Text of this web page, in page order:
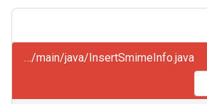
gmail/snippets/src/main/java/InsertSmimeInfo.java